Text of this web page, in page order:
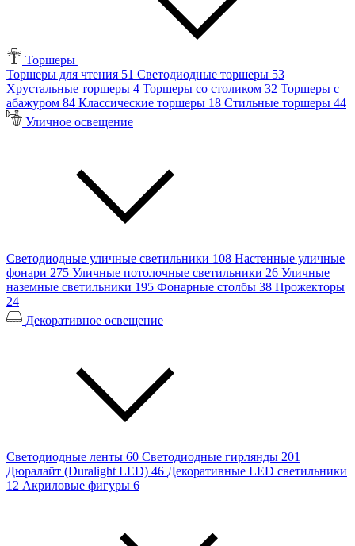
Торшеры
Торшеры для чтения 51 Светодиодные торшеры 53
Хрустальные торшеры 4 Торшеры со столиком 32 Торшеры с
абажуром 84 Классические торшеры 18 Стильные торшеры 44
Уличное освещение
Светодиодные уличные светильники 108 Настенные уличные
фонари 275 Уличные потолочные светильники 26 Уличные
наземные светильники 195 Фонарные столбы 38 Прожекторы
24
Декоративное освещение
Светодиодные ленты 60 Светодиодные гирлянды 201
Дюралайт (Duralight LED) 46 Декоративные LED светильники
12 Акриловые фигуры 6